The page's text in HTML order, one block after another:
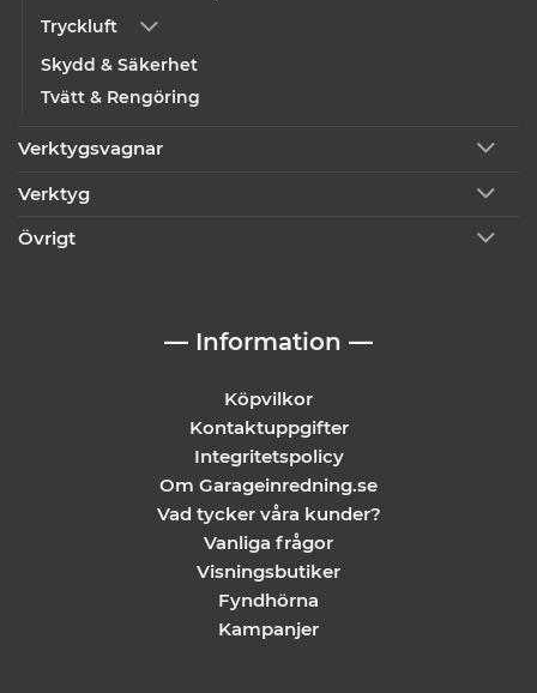
Tryckluft
Skydd & Säkerhet
Tvätt & Rengöring
Verktygsvagnar
Verktyg
Övrigt
— Information —
Köpvilkor
Kontaktuppgifter
Integritetspolicy
Om Garageinredning.se
Vad tycker våra kunder?
Vanliga frågor
Visningsbutiker
Fyndhörna
Kampanjer